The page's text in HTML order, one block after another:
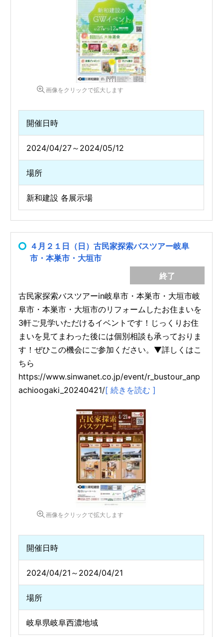
画像をクリックで拡大します
開催日時
2024/04/27～2024/05/12
場所
新和建設 各展示場
４月２１日（日）古民家探索バスツアー岐阜
市・本巣市・大垣市
終了
古民家探索バスツアーin岐阜市・本巣市・大垣市岐
阜市・本巣市・大垣市のリフォームしたお住まいを
3軒ご見学いただけるイベントです！じっくりお住
まいを見てまわった後には個別相談も承っておりま
す！ぜひこの機会にご参加ください。▼詳しくはこ
ちら
https://www.sinwanet.co.jp/event/r_bustour_anp
achioogaki_20240421/[ 続きを読む ]
画像をクリックで拡大します
開催日時
2024/04/21～2024/04/21
場所
岐阜県岐阜西濃地域